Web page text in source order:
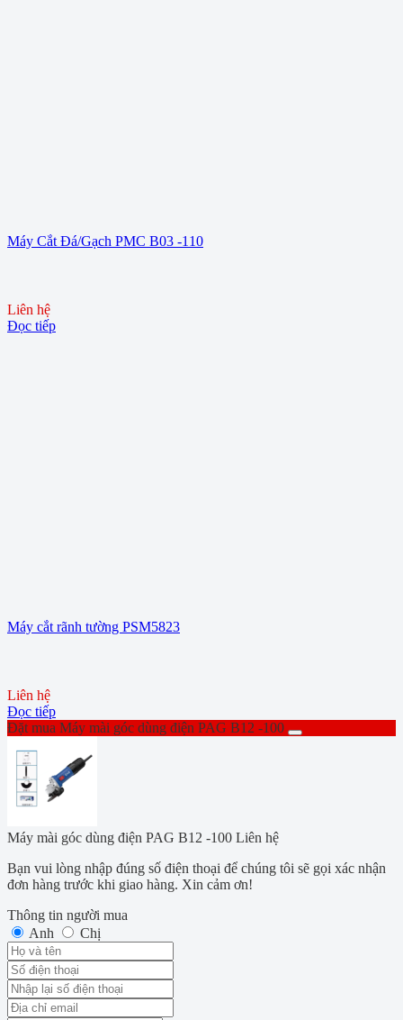
Máy Cắt Đá/Gạch PMC B03 -110
Liên hệ
Đọc tiếp
Máy cắt rãnh tường PSM5823
Liên hệ
Đọc tiếp
Đặt mua Máy mài góc dùng điện PAG B12 -100
Máy mài góc dùng điện PAG B12 -100 Liên hệ
Bạn vui lòng nhập đúng số điện thoại để chúng tôi sẽ gọi xác nhận
đơn hàng trước khi giao hàng. Xin cảm ơn!
Thông tin người mua
Anh
Chị